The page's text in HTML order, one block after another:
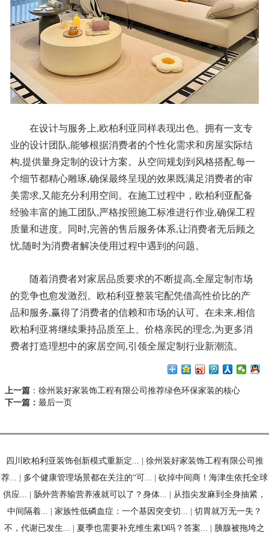
在设计与服务上,欧柏利亚同样表现出色。拥有一支专
业的设计团队,能够根据消费者的个性化需求和房屋实际结
构,提供量身定制的设计方案。从空间规划到风格搭配,每一
个细节都精心雕琢,确保最终呈现的效果既满足消费者的审
美需求,又能充分利用空间。在施工过程中，欧柏利亚配备
经验丰富的施工团队,严格按照施工标准进行作业,确保工程
质量和进度。同时,完善的售后服务体系,让消费者无后顾之
忧,随时为消费者解决使用过程中遇到的问题。
随着消费者对家居品质要求的不断提高,全屋定制市场
的竞争也愈发激烈。欧柏利亚整装宅配凭借高性价比的产
品和服务,赢得了消费者的信赖和市场的认可。在未来,相信
欧柏利亚将继续秉持品质至上、价格亲民的理念,为更多消
费者打造理想中的家居空间,引领全屋定制行业新潮流。
上一篇 ： 徐州装好家装饰工程有限公司推荐绿色环保家装的核心
下一篇： 最后一页
四川欧柏利亚装饰创新模式重新定...
徐州装好家装饰工程有限公司推
荐...
多个健康管理场景都在关注的“可...
砍掉中间商！海津生依托全球
供应...
肠外营养输营养液就可以了？身体...
从指尖发麻到全身抽紧，
中间隔着...
家族性低磷血症：一个基因突变切...
切胃就万无一失？
不，代谢已发生...
夏季也需要补充维生素D吗？答案... 胰腺被拖垮之